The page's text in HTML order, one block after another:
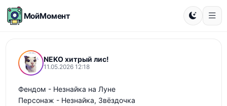
МойМомент
NEKO хитрый лис!
11.05.2026 12:18
Фендом - Незнайка на Луне
Персонаж - Незнайка, Звёздочка